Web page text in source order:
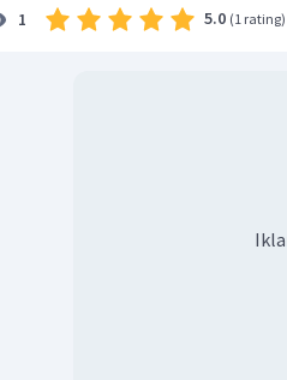
1 5.0 (1 rating)